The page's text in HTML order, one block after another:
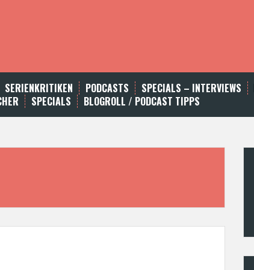
SERIENKRITIKEN PODCASTS SPECIALS – INTERVIEWS
SPECIALS BLOGROLL / PODCAST TIPPS